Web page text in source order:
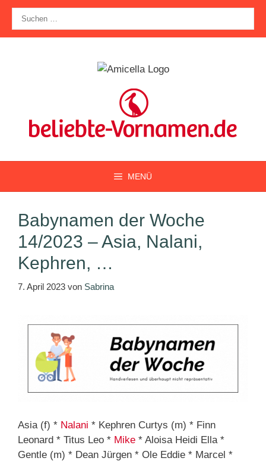
Zum
Inhalt
springen
nach:
MENÜ
Babynamen der Woche
14/2023 – Asia, Nalani,
Kephren, …
7. April 2023 von Sabrina
Asia (f) * Nalani * Kephren Curtys (m) * Finn
Leonard * Titus Leo * Mike * Aloisa Heidi Ella *
Gentle (m) * Dean Jürgen * Ole Eddie * Marcel *